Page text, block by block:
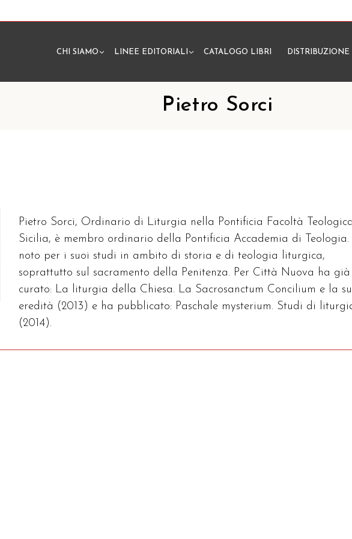
CHI SIAMO LINEE EDITORIALI CATALOGO LIBRI DISTRIBUZIONE
Pietro Sorci
Pietro Sorci, Ordinario di Liturgia nella Pontificia Facoltà
Sicilia, è membro ordinario della Pontificia Accademia di Teologia.
noto per i suoi studi in ambito di storia e di teologia liturgica,
soprattutto sul sacramento della Penitenza. Per Città Nuova ha già
curato: La liturgia della Chiesa. La Sacrosanctum Concilium e la
eredità (2013) e ha pubblicato: Paschale mysterium. Studi di
(2014).